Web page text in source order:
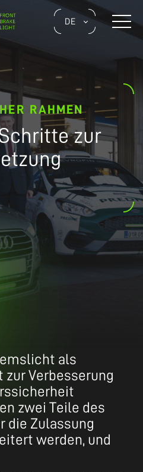
DE
RAHMEN
zur
als
Verbesserung
zwei Teile des
die Zulassung
werden, und